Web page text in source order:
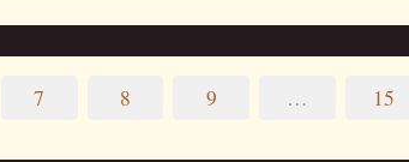
7 8 9 … 15